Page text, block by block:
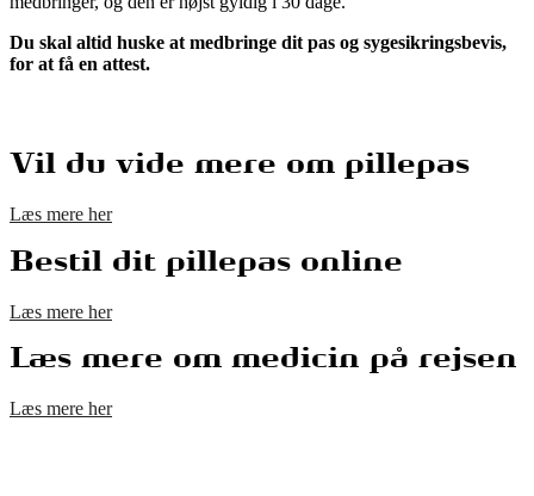
Du skal altid huske at medbringe dit pas og sygesikringsbevis,
for at få en attest.
Vil du vide mere om pillepas
Læs mere her
Bestil dit pillepas online
Læs mere her
Læs mere om medicin på rejsen
Læs mere her